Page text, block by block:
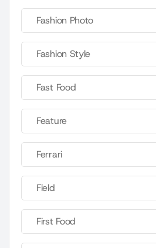
Fashion Photo
Fashion Style
Fast Food
Feature
Ferrari
Field
First Food